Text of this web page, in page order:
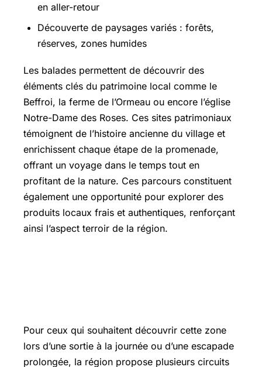
en aller-retour
Découverte de paysages variés : forêts,
réserves, zones humides
Les balades permettent de découvrir des
éléments clés du patrimoine local comme le
Beffroi, la ferme de l’Ormeau ou encore l’église
Notre-Dame des Roses. Ces sites patrimoniaux
témoignent de l’histoire ancienne du village et
enrichissent chaque étape de la promenade,
offrant un voyage dans le temps tout en
profitant de la nature. Ces parcours constituent
également une opportunité pour explorer des
produits locaux frais et authentiques, renforçant
ainsi l’aspect terroir de la région.
Pour ceux qui souhaitent découvrir cette zone
lors d’une sortie à la journée ou d’une escapade
prolongée, la région propose plusieurs circuits